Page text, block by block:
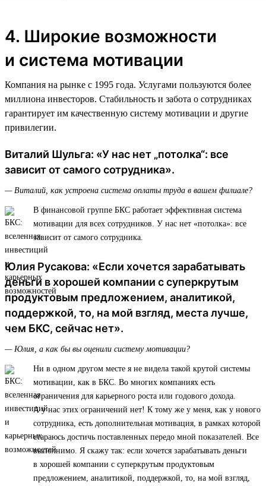
4. Широкие возможности
и система мотивации
Компания на рынке с 1995 года. Услугами пользуются более
миллиона инвесторов. Стабильность и забота о сотрудниках
гарантирует им качественную систему мотивации и другие
привилегии.
Виталий Шульга: «У нас нет „потолка“: все
зависит от самого сотрудника».
— Виталий, как устроена система оплаты труда в вашем филиале?
В финансовой группе БКС работает эффективная система
мотивации для всех сотрудников. У нас нет «потолка»: все
зависит от самого сотрудника.
Юлия Русакова: «Если хочется зарабатывать
деньги в хорошей компании с суперкрутым
продуктовым предложением, аналитикой,
поддержкой, то, на мой взгляд, места лучше,
чем БКС, сейчас нет».
— Юлия, а как бы вы оценили систему мотивации?
Ни в одном другом месте я не видела такой крутой системы
мотивации, как в БКС. Во многих компаниях есть
ограничения для карьерного роста или годового дохода.
А у нас этих ограничений нет! К тому же у меня, как у нового
сотрудника, есть дополнительная мотивация, в рамках которой
стараюсь достичь поставленных передо мной показателей. Все
выполнимо. Я скажу так: если хочется зарабатывать деньги
в хорошей компании с суперкрутым продуктовым
предложением, аналитикой, поддержкой, то, на мой взгляд,